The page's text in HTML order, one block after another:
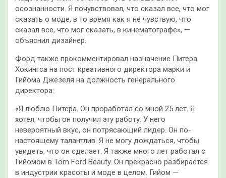
осознанности. Я почувствовал, что сказал все, что мог
сказать о моде, в то время как я не чувствую, что
сказал все, что мог сказать, в кинематографе», —
объяснил дизайнер.
Форд также прокомментировал назначение Питера
Хокингса на пост креативного директора марки и
Гийома Джезеля на должность генерального
директора:
«Я люблю Питера. Он проработал со мной 25 лет. Я
хотел, чтобы он получил эту работу. У него
невероятный вкус, он потрясающий лидер. Он по-
настоящему талантлив. Я не могу дождаться, чтобы
увидеть, что он сделает. Я также много лет работал с
Гийомом в Tom Ford Beauty. Он прекрасно разбирается
в индустрии красоты и моде в целом. Гийом —